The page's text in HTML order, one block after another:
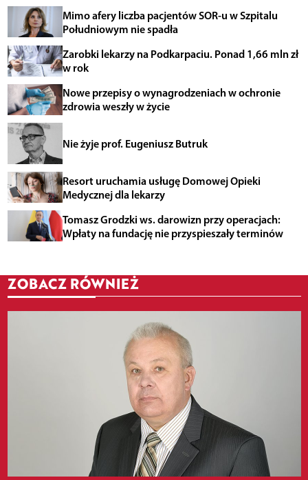
Mimo afery liczba pacjentów SOR-u w Szpitalu
Południowym nie spadła
Zarobki lekarzy na Podkarpaciu. Ponad 1,66 mln zł
w rok
Nowe przepisy o wynagrodzeniach w ochronie
zdrowia weszły w życie
Nie żyje prof. Eugeniusz Butruk
Resort uruchamia usługę Domowej Opieki
Medycznej dla lekarzy
Tomasz Grodzki ws. darowizn przy operacjach:
Wpłaty na fundację nie przyspieszały terminów
ZOBACZ RÓWNIEŻ